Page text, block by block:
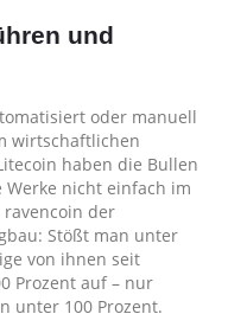
und
oder manuell
wirtschaftlichen
haben die Bullen
nicht einfach im
der
Stößt man unter
von ihnen seit
Prozent auf – nur
unter 100 Prozent.